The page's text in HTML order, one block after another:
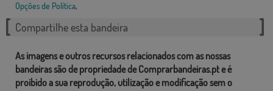
Opções de Política,
Compartilhe esta bandeira
As imagens e outros recursos relacionados com as nossas
bandeiras são de propriedade de Comprarbandeiras.pt e é
proibido a sua reprodução, utilização e modificação sem o